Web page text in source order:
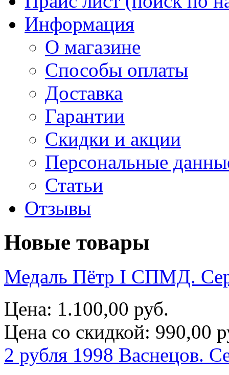
Информация
О магазине
Способы оплаты
Доставка
Гарантии
Скидки и акции
Персональные
Статьи
Отзывы
Новые товары
Медаль Пётр I СПМД.
Цена: 1.100,00 руб.
Цена со скидкой: 990,00
2 рубля 1998 Васнецов.